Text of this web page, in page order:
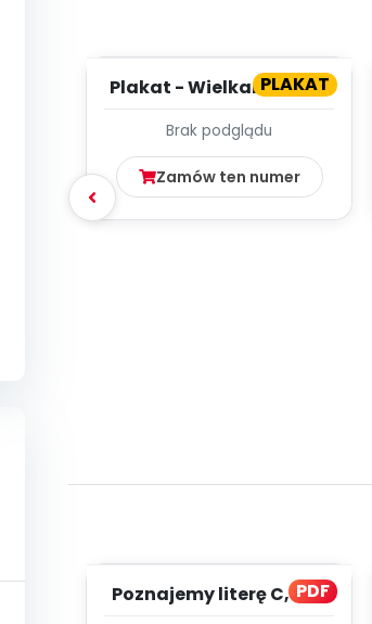
PLAKAT
Plakat - Wielkanoc tuż-
Brak podglądu
Zamów ten numer
PDF
Poznajemy literę C, cz. 1